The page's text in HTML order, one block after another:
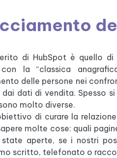
di HubSpot è quello
con la “classica
delle persone nei
dai dati di vendita. Spesso
molto diverse.
di curare la
molte cose: quali
state aperte, se i nostri
scritto, telefonato o